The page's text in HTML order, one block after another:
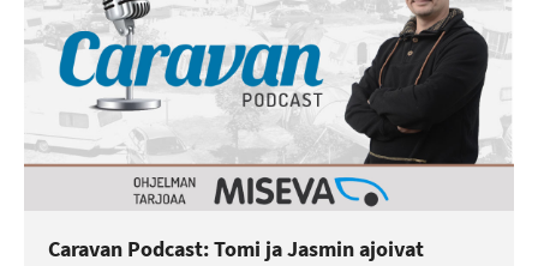
Caravan Podcast: Tomi ja Jasmin ajoivat